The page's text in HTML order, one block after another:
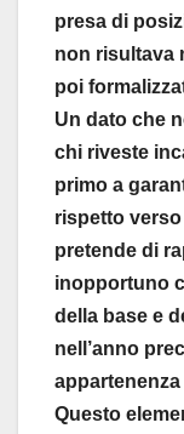
presa di
non risultava
poi
Un dato che
chi riveste
primo a
rispetto
pretende di
inopportuno
della base e
nell’anno
Questo